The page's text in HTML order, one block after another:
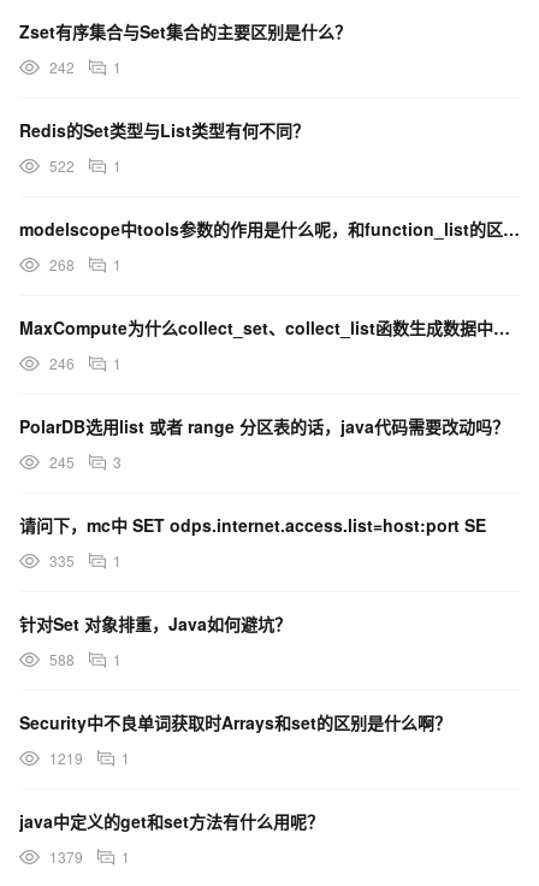
Zset有序集合与Set集合的主要区别是什么？
242 1
Redis的Set类型与List类型有何不同？
522 1
modelscope中tools参数的作用是什么呢，和function_list的区别是啥呢？
268 1
MaxCompute为什么collect_set、collect_list函数生成数据中间有空格
246 1
PolarDB选用list 或者 range 分区表的话，java代码需要改动吗？
245 3
请问下，mc中 SET odps.internet.access.list=host:port SE
335 1
针对Set 对象排重，Java如何避坑？
588 1
Security中不良单词获取时Arrays和set的区别是什么啊？
1219 1
java中定义的get和set方法有什么用呢？
1379 1